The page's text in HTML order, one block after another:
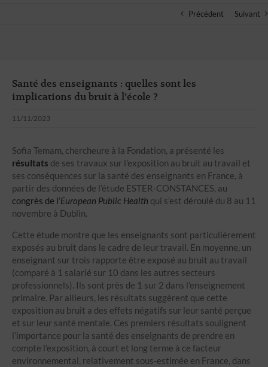
Précédent
Suivant
Santé des enseignants : quelles sont les
implications du bruit à l’école ?
11/11/2023
Sofia Temam, chercheure à la Fondation, a présenté les
résultats de ses travaux sur l’exposition au bruit au travail et
ses conséquences sur la santé des enseignants en France, à
partir des données de l’étude ESTER-CONSTANCES, au
congrès de l’European Public Health qui s’est déroulé du 8 au 11
novembre à Dublin.
Cette étude montre que les enseignants sont particulièrement
exposés au bruit dans le cadre de leur travail. En moyenne, un
enseignant sur trois rapporte être exposé au bruit au travail
(comparé à 1 salarié sur 10 dans les autres secteurs
professionnels). Ils sont près de 1 sur 2 dans l’enseignement
primaire. Par ailleurs, les résultats suggèrent que cette
exposition au bruit a des effets négatifs sur leur santé perçue
et sur leur santé mentale. Ces premiers résultats soulignent
l’importance pour la santé des enseignants de prendre en
compte l’exposition, à court et long terme à ce facteur
environnemental, relativement sous-estimée en France, dans